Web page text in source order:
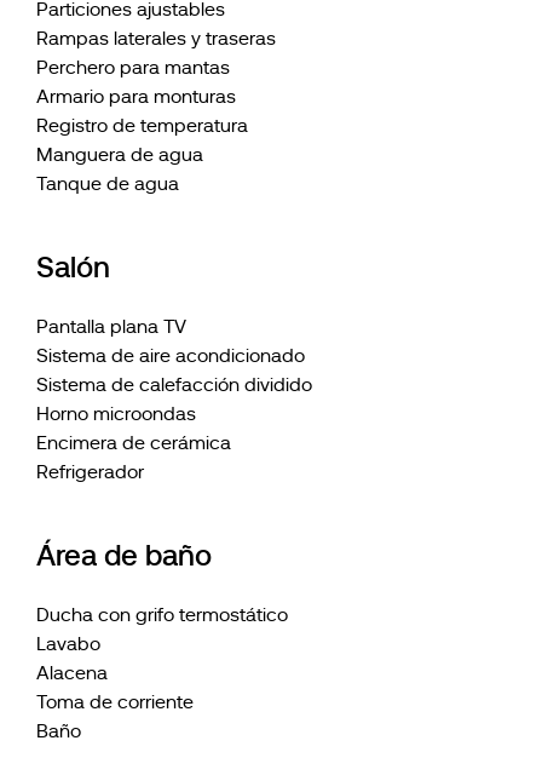
Particiones ajustables
Rampas laterales y traseras
Perchero para mantas
Armario para monturas
Registro de temperatura
Manguera de agua
Tanque de agua
Salón
Pantalla plana TV
Sistema de aire acondicionado
Sistema de calefacción dividido
Horno microondas
Encimera de cerámica
Refrigerador
Área de baño
Ducha con grifo termostático
Lavabo
Alacena
Toma de corriente
Baño